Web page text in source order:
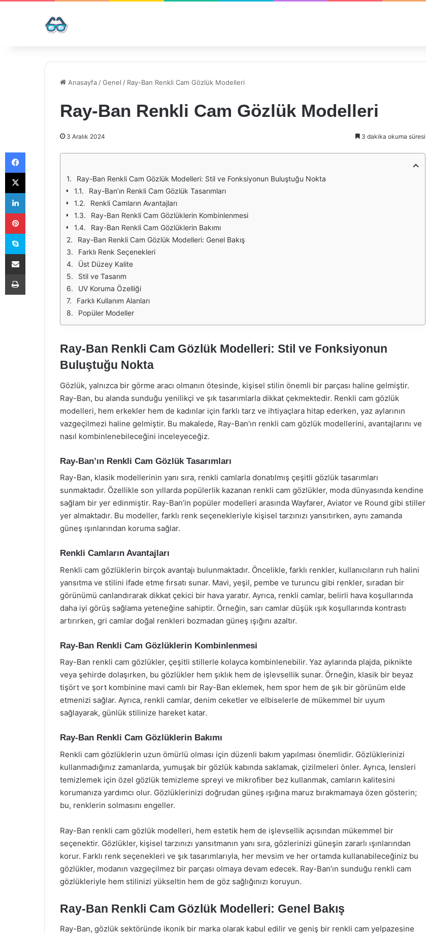
Anasayfa /Genel / Ray-Ban Renkli Cam Gözlük Modelleri
Ray-Ban Renkli Cam Gözlük Modelleri
3 Aralık 2024 3 dakika okuma süresi
Ray-Ban Renkli Cam Gözlük Modelleri: Stil ve Fonksiyonun Buluştuğu Nokta
Ray-Ban’ın Renkli Cam Gözlük Tasarımları
Renkli Camların Avantajları
Ray-Ban Renkli Cam Gözlüklerin Kombinlenmesi
Ray-Ban Renkli Cam Gözlüklerin Bakımı
Ray-Ban Renkli Cam Gözlük Modelleri: Genel Bakış
Farklı Renk Seçenekleri
Üst Düzey Kalite
Stil ve Tasarım
UV Koruma Özelliği
Farklı Kullanım Alanları
Popüler Modeller
Ray-Ban Renkli Cam Gözlük Modelleri: Stil ve Fonksiyonun
Buluştuğu Nokta
Gözlük, yalnızca bir görme aracı olmanın ötesinde, kişisel stilin önemli bir parçası haline gelmiştir.
Ray-Ban, bu alanda sunduğu yenilikçi ve şık tasarımlarla dikkat çekmektedir. Renkli cam gözlük
modelleri, hem erkekler hem de kadınlar için farklı tarz ve ihtiyaçlara hitap ederken, yaz aylarının
vazgeçilmezi haline gelmiştir. Bu makalede, Ray-Ban’ın renkli cam gözlük modellerini, avantajlarını ve
nasıl kombinlenebileceğini inceleyeceğiz.
Ray-Ban’ın Renkli Cam Gözlük Tasarımları
Ray-Ban, klasik modellerinin yanı sıra, renkli camlarla donatılmış çeşitli gözlük tasarımları
sunmaktadır. Özellikle son yıllarda popülerlik kazanan renkli cam gözlükler, moda dünyasında kendine
sağlam bir yer edinmiştir. Ray-Ban’in popüler modelleri arasında Wayfarer, Aviator ve Round gibi stiller
yer almaktadır. Bu modeller, farklı renk seçenekleriyle kişisel tarzınızı yansıtırken, aynı zamanda
güneş ışınlarından koruma sağlar.
Renkli Camların Avantajları
Renkli cam gözlüklerin birçok avantajı bulunmaktadır. Öncelikle, farklı renkler, kullanıcıların ruh halini
yansıtma ve stilini ifade etme fırsatı sunar. Mavi, yeşil, pembe ve turuncu gibi renkler, sıradan bir
görünümü canlandırarak dikkat çekici bir hava yaratır. Ayrıca, renkli camlar, belirli hava koşullarında
daha iyi görüş sağlama yeteneğine sahiptir. Örneğin, sarı camlar düşük ışık koşullarında kontrastı
artırırken, gri camlar doğal renkleri bozmadan güneş ışığını azaltır.
Ray-Ban Renkli Cam Gözlüklerin Kombinlenmesi
Ray-Ban renkli cam gözlükler, çeşitli stillerle kolayca kombinlenebilir. Yaz aylarında plajda, piknikte
veya şehirde dolaşırken, bu gözlükler hem şıklık hem de işlevsellik sunar. Örneğin, klasik bir beyaz
tişört ve şort kombinine mavi camlı bir Ray-Ban eklemek, hem spor hem de şık bir görünüm elde
etmenizi sağlar. Ayrıca, renkli camlar, denim ceketler ve elbiselerle de mükemmel bir uyum
sağlayarak, günlük stilinize hareket katar.
Ray-Ban Renkli Cam Gözlüklerin Bakımı
Renkli cam gözlüklerin uzun ömürlü olması için düzenli bakım yapılması önemlidir. Gözlüklerinizi
kullanmadığınız zamanlarda, yumuşak bir gözlük kabında saklamak, çizilmeleri önler. Ayrıca, lensleri
temizlemek için özel gözlük temizleme spreyi ve mikrofiber bez kullanmak, camların kalitesini
korumanıza yardımcı olur. Gözlüklerinizi doğrudan güneş ışığına maruz bırakmamaya özen gösterin;
bu, renklerin solmasını engeller.
Ray-Ban renkli cam gözlük modelleri, hem estetik hem de işlevsellik açısından mükemmel bir
seçenektir. Gözlükler, kişisel tarzınızı yansıtmanın yanı sıra, gözlerinizi güneşin zararlı ışınlarından
korur. Farklı renk seçenekleri ve şık tasarımlarıyla, her mevsim ve her ortamda kullanabileceğiniz bu
gözlükler, modanın vazgeçilmez bir parçası olmaya devam edecek. Ray-Ban’ın sunduğu renkli cam
gözlükleriyle hem stilinizi yükseltin hem de göz sağlığınızı koruyun.
Ray-Ban Renkli Cam Gözlük Modelleri: Genel Bakış
Ray-Ban, gözlük sektöründe ikonik bir marka olarak kabul edilir ve geniş bir renkli cam yelpazesine
Facebook
X
LinkedIn
Pinterest
Skype
E-Posta ile paylaş